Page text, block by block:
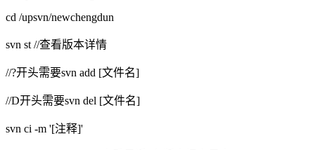
cd /upsvn/newchengdun
svn st //查看版本详情
//?开头需要svn add [文件名]
//D开头需要svn del [文件名]
svn ci -m '[注释]'